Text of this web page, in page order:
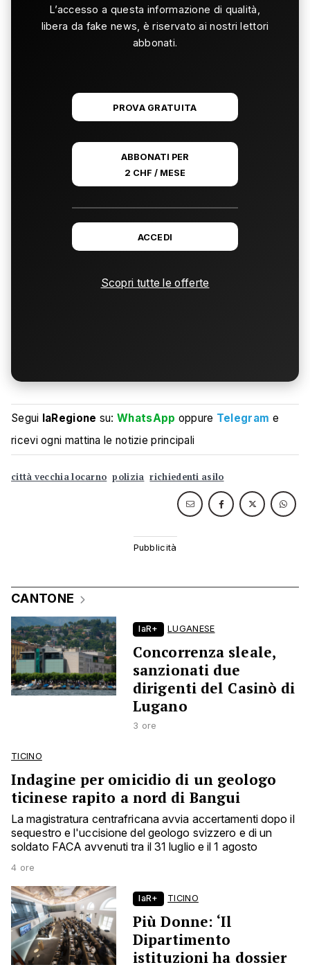
L’accesso a questa informazione di qualità,
libera da fake news, è riservato ai nostri lettori
abbonati.
PROVA GRATUITA
ABBONATI PER
2 CHF / MESE
ACCEDI
Scopri tutte le offerte
Segui laRegione su:WhatsApp oppure Telegram e
ricevi ogni mattina le notizie principali
città vecchia locarno polizia richiedenti asilo
CANTONE
laR+ LUGANESE
Concorrenza sleale,
sanzionati due
dirigenti del Casinò di
Lugano
3 ore
TICINO
Indagine per omicidio di un geologo
ticinese rapito a nord di Bangui
La magistratura centrafricana avvia accertamenti dopo il
sequestro e l'uccisione del geologo svizzero e di un
soldato FACA avvenuti tra il 31 luglio e il 1 agosto
4 ore
laR+ TICINO
Più Donne: ‘Il
Dipartimento
istituzioni ha dossier